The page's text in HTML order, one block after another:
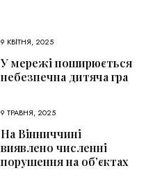
9 КВІТНЯ, 2025
У мережі поширюється
небезпечна дитяча гра
9 ТРАВНЯ, 2025
На Вінниччині
виявлено численні
порушення на об’єктах